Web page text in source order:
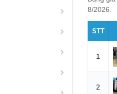
8/2026.
STT
1
2